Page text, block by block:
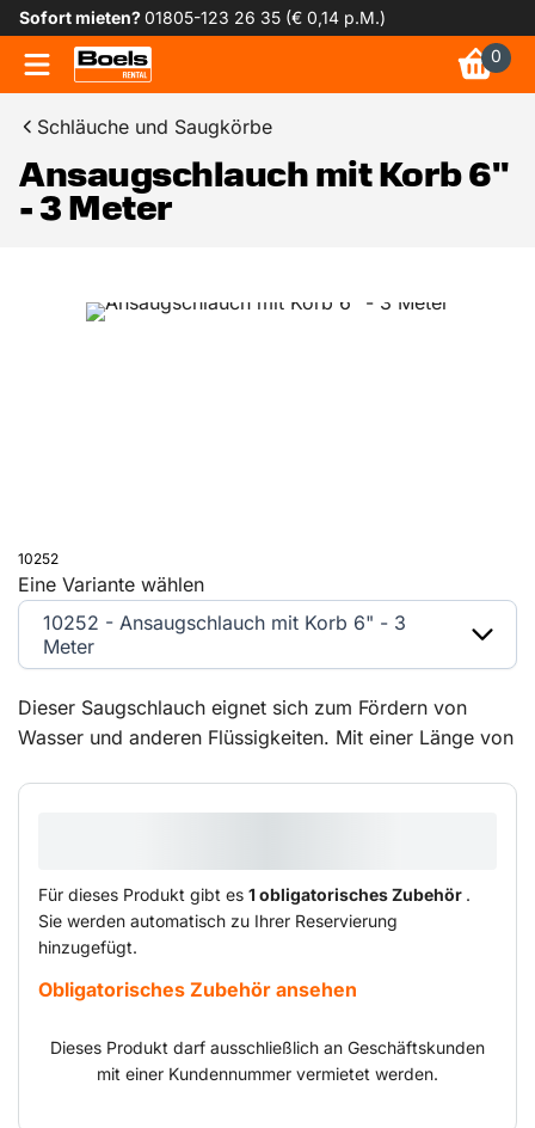
Sofort mieten?01805-123 26 35 (€ 0,14 p.M.)
0
Schläuche und Saugkörbe
Ansaugschlauch mit Korb 6"
- 3 Meter
10252
Dieser Saugschlauch eignet sich zum Fördern von
Wasser und anderen Flüssigkeiten. Mit einer Länge von
ausreichend Kapazität für verschiedene Anwendungen.
Für dieses Produkt gibt es 1 obligatorisches Zubehör .
Sie werden automatisch zu Ihrer Reservierung
hinzugefügt.
Obligatorisches Zubehör ansehen
Dieses Produkt darf ausschließlich an Geschäftskunden
mit einer Kundennummer vermietet werden.
Eine Variante wählen
10252 - Ansaugschlauch mit Korb 6" - 3
Meter